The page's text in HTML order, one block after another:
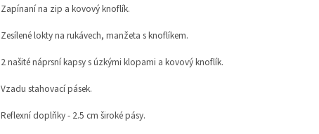
Zapínaní na zip a kovový knoflík.
Zesílené lokty na rukávech, manžeta s knoflíkem.
2 našité náprsní kapsy s úzkými klopami a kovový knoflík.
Vzadu stahovací pásek.
Reflexní doplňky - 2.5 cm široké pásy.